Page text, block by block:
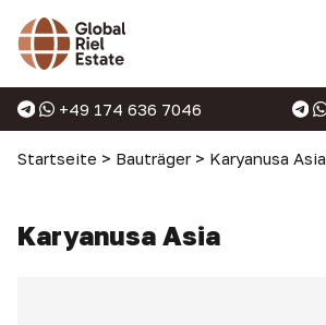
+49 174 636 7046
Startseite > Bauträger > Karyanusa Asia
Karyanusa Asia